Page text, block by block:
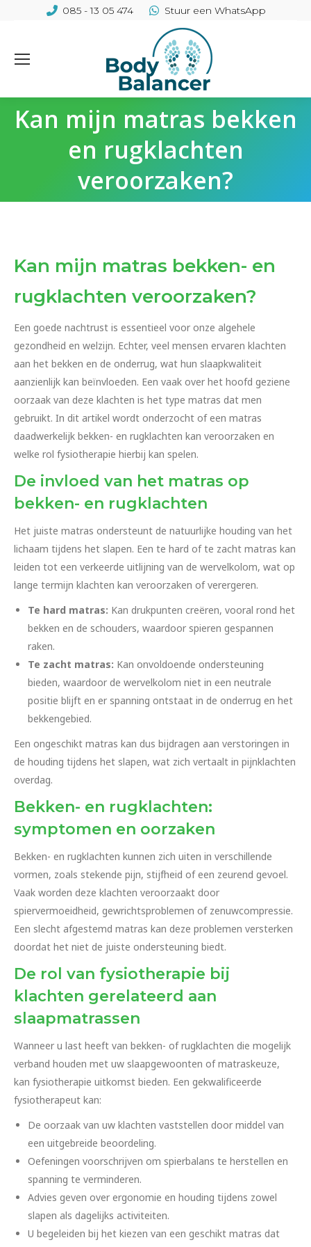
085 - 13 05 474 Stuur een WhatsApp
Kan mijn matras bekken
en rugklachten
veroorzaken?
Kan mijn matras bekken- en
rugklachten veroorzaken?
Een goede nachtrust is essentieel voor onze algehele
gezondheid en welzijn. Echter, veel mensen ervaren klachten
aan het bekken en de onderrug, wat hun slaapkwaliteit
aanzienlijk kan beïnvloeden. Een vaak over het hoofd geziene
oorzaak van deze klachten is het type matras dat men
gebruikt. In dit artikel wordt onderzocht of een matras
daadwerkelijk bekken- en rugklachten kan veroorzaken en
welke rol fysiotherapie hierbij kan spelen.
De invloed van het matras op
bekken- en rugklachten
Het juiste matras ondersteunt de natuurlijke houding van het
lichaam tijdens het slapen. Een te hard of te zacht matras kan
leiden tot een verkeerde uitlijning van de wervelkolom, wat op
lange termijn klachten kan veroorzaken of verergeren.
Te hard matras: Kan drukpunten creëren, vooral rond het
bekken en de schouders, waardoor spieren gespannen
raken.
Te zacht matras: Kan onvoldoende ondersteuning
bieden, waardoor de wervelkolom niet in een neutrale
positie blijft en er spanning ontstaat in de onderrug en het
bekkengebied.
Een ongeschikt matras kan dus bijdragen aan verstoringen in
de houding tijdens het slapen, wat zich vertaalt in pijnklachten
overdag.
Bekken- en rugklachten:
symptomen en oorzaken
Bekken- en rugklachten kunnen zich uiten in verschillende
vormen, zoals stekende pijn, stijfheid of een zeurend gevoel.
Vaak worden deze klachten veroorzaakt door
spiervermoeidheid, gewrichtsproblemen of zenuwcompressie.
Een slecht afgestemd matras kan deze problemen versterken
doordat het niet de juiste ondersteuning biedt.
De rol van fysiotherapie bij
klachten gerelateerd aan
slaapmatrassen
Wanneer u last heeft van bekken- of rugklachten die mogelijk
verband houden met uw slaapgewoonten of matraskeuze,
kan fysiotherapie uitkomst bieden. Een gekwalificeerde
fysiotherapeut kan:
De oorzaak van uw klachten vaststellen door middel van
een uitgebreide beoordeling.
Oefeningen voorschrijven om spierbalans te herstellen en
spanning te verminderen.
Advies geven over ergonomie en houding tijdens zowel
slapen als dagelijks activiteiten.
U begeleiden bij het kiezen van een geschikt matras dat